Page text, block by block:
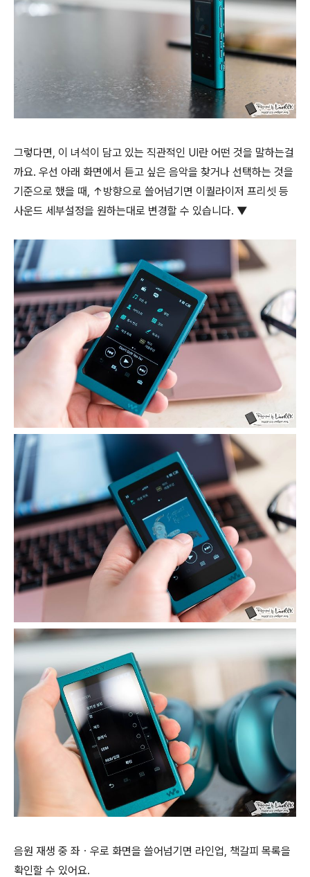
그렇다면, 이 녀석이 담고 있는 직관적인 UI란 어떤 것을 말하는걸
까요. 우선 아래 화면에서 듣고 싶은 음악을 찾거나 선택하는 것을
기준으로 했을 때, ↑방향으로 쓸어넘기면 이퀄라이저 프리셋 등
사운드 세부설정을 원하는대로 변경할 수 있습니다. ▼
음원 재생 중 좌ㆍ우로 화면을 쓸어넘기면 라인업, 책갈피 목록을
확인할 수 있어요.